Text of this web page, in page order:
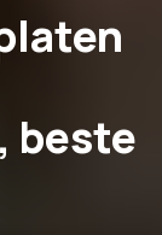
beste